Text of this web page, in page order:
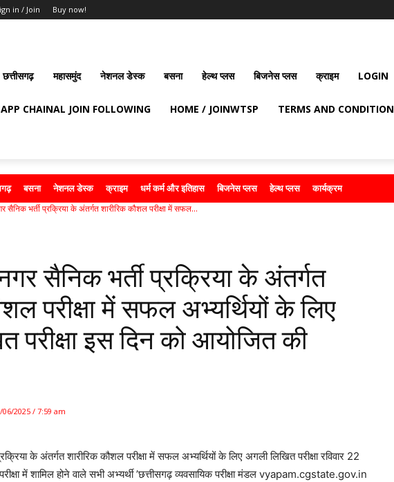
in / Join Buy now!
छत्तीसगढ़ महासमुंद नेशनल डेस्क बसना हेल्थ प्लस बिजनेस प्लस क्राइम LOGIN
CHAINAL JOIN FOLLOWING HOME / JOINWTSP TERMS AND CONDITION
बसना नेशनल डेस्क क्राइम धर्म कर्म और इतिहास बिजनेस प्लस हेल्थ प्लस कार्यक्रम
सैनिक भर्ती प्रक्रिया के अंतर्गत शारीरिक कौशल परीक्षा में सफल...
सैनिक भर्ती प्रक्रिया के अंतर्गत
परीक्षा में सफल अभ्यर्थियों के लिए
परीक्षा इस दिन को आयोजित की
06/2025 / 7:59 am
के अंतर्गत शारीरिक कौशल परीक्षा में सफल अभ्यर्थियों के लिए अगली लिखित परीक्षा रविवार 22
में शामिल होने वाले सभी अभ्यर्थी ’छत्तीसगढ़ व्यवसायिक परीक्षा मंडल vyapam.cgstate.gov.in